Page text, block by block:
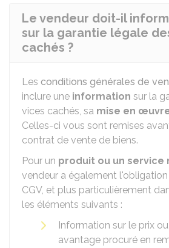
Le vendeur doit-il
sur la garantie légale
cachés ?
Les conditions générales de
inclure une information sur la
vices cachés, sa mise en
Celles-ci vous sont remises
contrat de vente de biens.
Pour un produit ou un service
vendeur a également l'obligation
CGV, et plus particulièrement
les éléments suivants :
Information sur le prix
avantage procuré en